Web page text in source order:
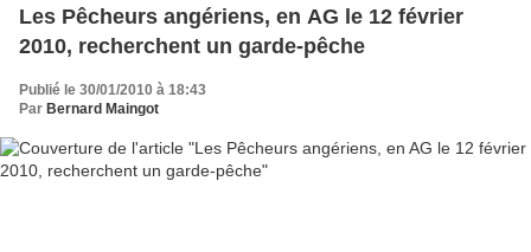
Les Pêcheurs angériens, en AG le 12 février
2010, recherchent un garde-pêche
Publié le 30/01/2010 à 18:43
Par Bernard Maingot